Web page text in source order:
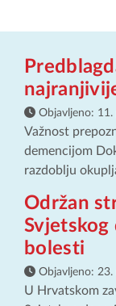
Objavljeno: 11.
Važnost
demencijom
razdoblju
Održan
Svjetskog
bolesti
Objavljeno: 23.
U Hrvatskom